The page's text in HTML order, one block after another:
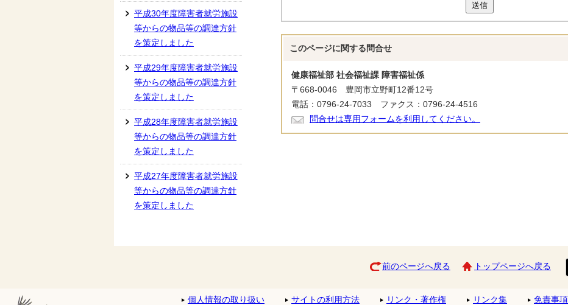
送信
このページに関する 問合せ
健康福祉部 社会福祉課 障害福祉係
〒668-0046 豊岡市立野町12番12号
電話：0796-24-7033 ファクス：0796-24-4516
問合せは専用フォームを利用してください。
平成30年度障害者就労施設
等からの物品等の調達方針
を策定しました
平成29年度障害者就労施設
等からの物品等の調達方針
を策定しました
平成28年度障害者就労施設
等からの物品等の調達方針
を策定しました
平成27年度障害者就労施設
等からの物品等の調達方針
を策定しました
前のページへ戻る トップページへ戻る
個人情報の取り扱い サイトの利用方法 リンク・著作権 リンク集 免責事項